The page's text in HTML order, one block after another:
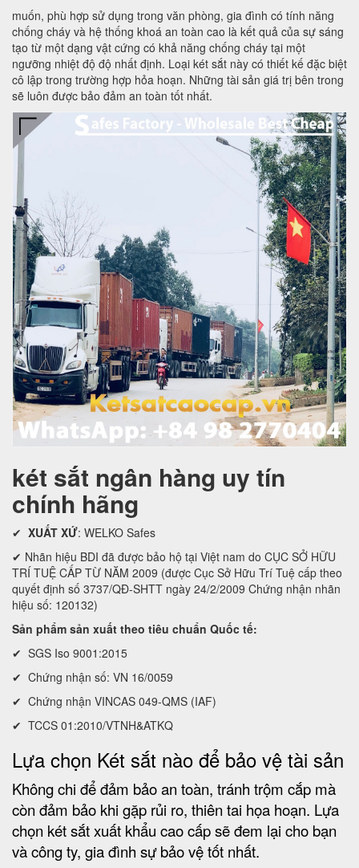
muốn, phù hợp sử dụng trong văn phòng, gia đình có tính năng
chống cháy và hệ thống khoá an toàn cao là kết quả của sự sáng
tạo từ một dạng vật cứng có khả năng chống cháy tại một
ngưỡng nhiệt độ độ nhất định. Loại két sắt này có thiết kế đặc biệt
cô lập trong trường hợp hỏa hoạn. Những tài sản giá trị bên trong
sẽ luôn được bảo đảm an toàn tốt nhất.
két sắt ngân hàng uy tín
chính hãng
✔ XUẤT XỨ: WELKO Safes
✔ Nhãn hiệu BDI đã được bảo hộ tại Việt nam do CỤC SỞ HỮU
TRÍ TUỆ CẤP TỪ NĂM 2009 (được Cục Sở Hữu Trí Tuệ cấp theo
quyết định số 3737/QĐ-SHTT ngày 24/2/2009 Chứng nhận nhãn
hiệu số: 120132)
Sản phẩm sản xuất theo tiêu chuẩn Quốc tế:
✔ SGS Iso 9001:2015
✔ Chứng nhận số: VN 16/0059
✔ Chứng nhận VINCAS 049-QMS (IAF)
✔ TCCS 01:2010/VTNH&ATKQ
Lựa chọn Két sắt nào để bảo vệ tài sản
Không chi để đảm bảo an toàn, tránh trộm cắp mà
còn đảm bảo khi gặp rủi ro, thiên tai họa hoạn. Lựa
chọn két sắt xuất khẩu cao cấp sẽ đem lại cho bạn
và công ty, gia đình sự bảo vệ tốt nhất.